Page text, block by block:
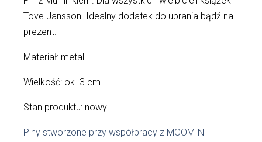
Tove Jansson. Idealny dodatek do ubrania bądź na
prezent.
Materiał: metal
Wielkość: ok. 3 cm
Stan produktu: nowy
Piny stworzone przy współpracy z MOOMIN